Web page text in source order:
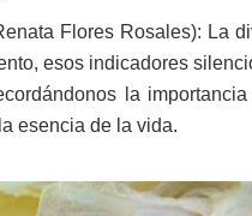
Flores Rosales): La
esos indicadores
la
esencia de la vida.